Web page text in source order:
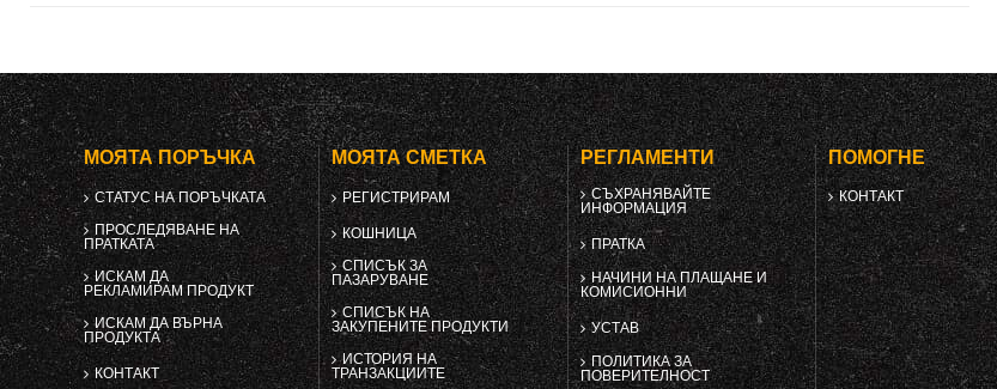
МОЯТА ПОРЪЧКА
СТАТУС НА ПОРЪЧКАТА
ПРОСЛЕДЯВАНЕ НА
ПРАТКАТА
ИСКАМ ДА
РЕКЛАМИРАМ ПРОДУКТ
ИСКАМ ДА ВЪРНА
ПРОДУКТА
КОНТАКТ
МОЯТА СМЕТКА
РЕГИСТРИРАМ
КОШНИЦА
СПИСЪК ЗА
ПАЗАРУВАНЕ
СПИСЪК НА
ЗАКУПЕНИТЕ ПРОДУКТИ
ИСТОРИЯ НА
ТРАНЗАКЦИИТЕ
РЕГЛАМЕНТИ
СЪХРАНЯВАЙТЕ
ИНФОРМАЦИЯ
ПРАТКА
НАЧИНИ НА ПЛАЩАНЕ И
КОМИСИОННИ
УСТАВ
ПОЛИТИКА ЗА
ПОВЕРИТЕЛНОСТ
ПОМОГНЕ
КОНТАКТ